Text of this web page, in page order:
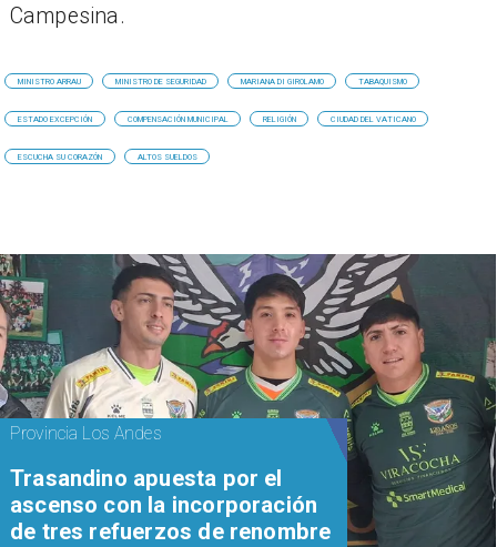
Campesina.
MINISTRO ARRAU MINISTRO DE SEGURIDAD MARIANA DI GIROLAMO TABAQUISMO
ESTADO EXCEPCIÓN COMPENSACIÓN MUNICIPAL RELIGIÓN CIUDAD DEL VATICANO
ESCUCHA SU CORAZÓN ALTOS SUELDOS
Provincia Los Andes
Trasandino apuesta por el
ascenso con la incorporación
de tres refuerzos de renombre